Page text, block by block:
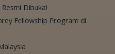
Dibuka!
Fellowship Program di